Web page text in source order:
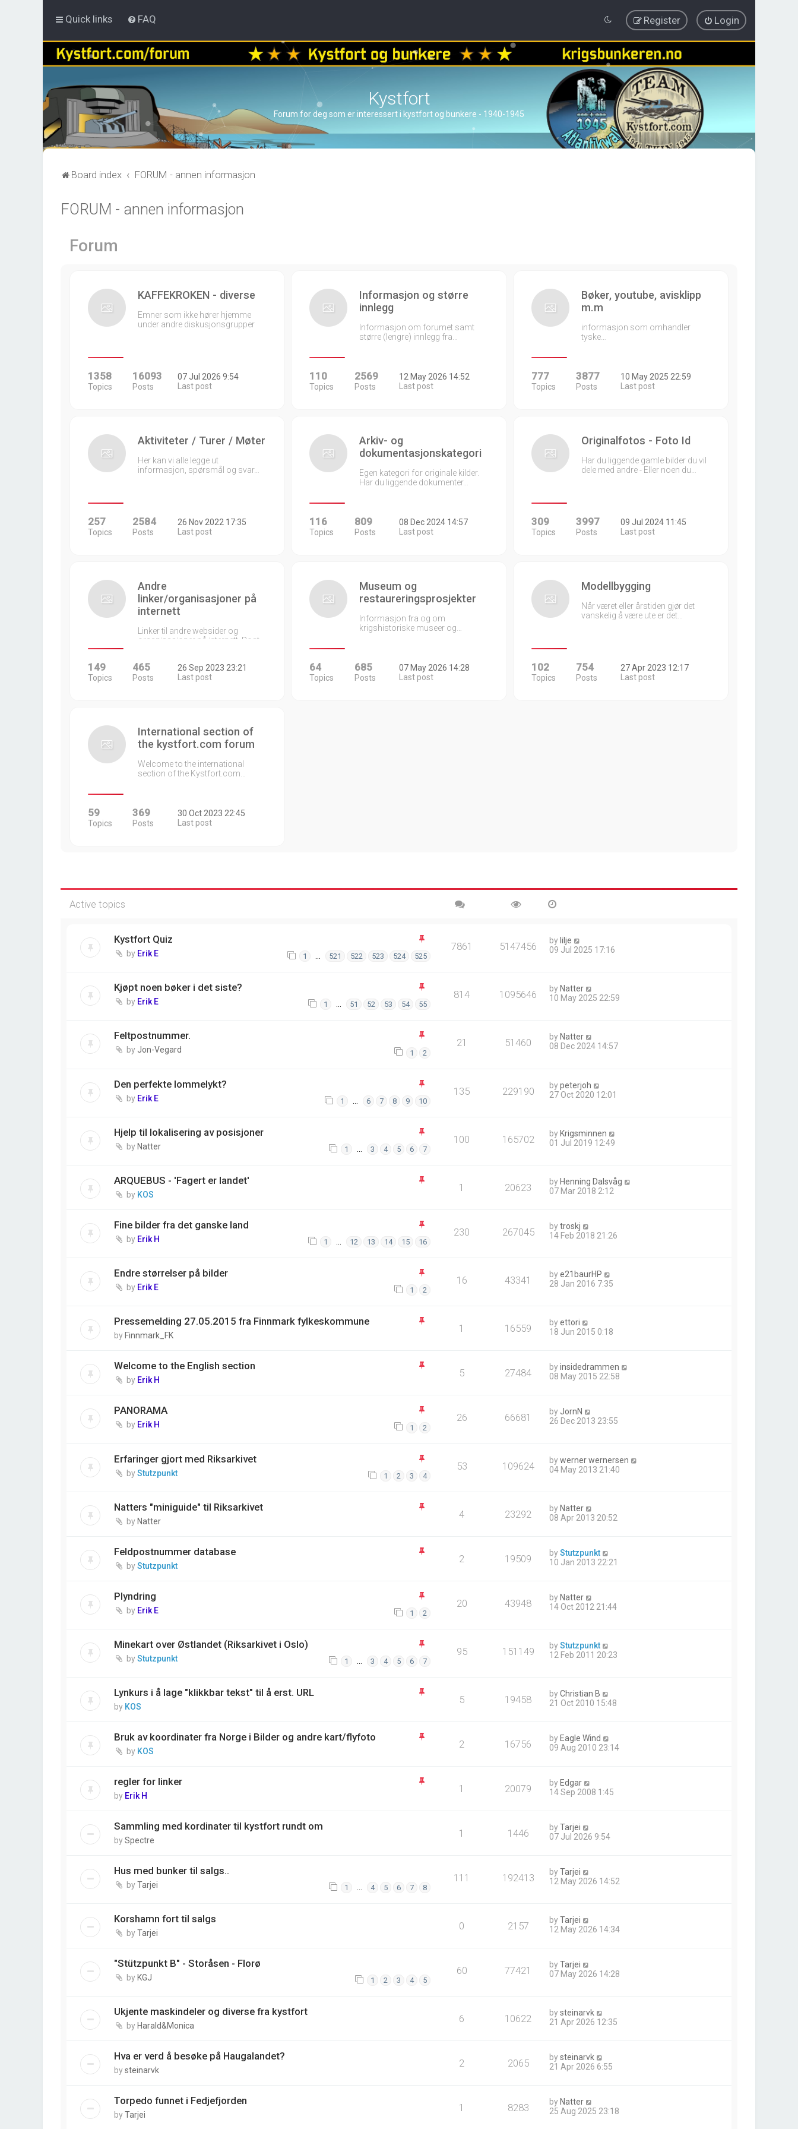
Quick links FAQ Login
Register
Kystfort
Forum for deg som er interessert i kystfort og bunkere - 1940-1945
Board index FORUM - annen informasjon
FORUM - annen informasjon
Forum
KAFFEKROKEN - diverse
Emner som ikke hører hjemme
under andre diskusjonsgrupper
1358
Topics
16093
Posts
07 Jul 2026 9:54
Last post
Informasjon og større
innlegg
Informasjon om forumet samt
større (lengre) innlegg fra…
110
Topics
2569
Posts
12 May 2026 14:52
Last post
Bøker, youtube, avisklipp
m.m
informasjon som omhandler
tyske…
777
Topics
3877
Posts
10 May 2025 22:59
Last post
Aktiviteter / Turer / Møter
Her kan vi alle legge ut
informasjon, spørsmål og svar…
257
Topics
2584
Posts
26 Nov 2022 17:35
Last post
Arkiv- og
dokumentasjonskategori
Egen kategori for originale kilder.
Har du liggende dokumenter…
116
Topics
809
Posts
08 Dec 2024 14:57
Last post
Originalfotos - Foto Id
Har du liggende gamle bilder du vil
dele med andre - Eller noen du…
309
Topics
3997
Posts
09 Jul 2024 11:45
Last post
Andre
linker/organisasjoner på
internett
Linker til andre websider og
organisasjoner på internett. Post…
149
Topics
465
Posts
26 Sep 2023 23:21
Last post
Museum og
restaureringsprosjekter
Informasjon fra og om
krigshistoriske museer og…
64
Topics
685
Posts
07 May 2026 14:28
Last post
Modellbygging
Når været eller årstiden gjør det
vanskelig å være ute er det…
102
Topics
754
Posts
27 Apr 2023 12:17
Last post
International section of
the kystfort.com forum
Welcome to the international
section of the Kystfort.com…
59
Topics
369
Posts
30 Oct 2023 22:45
Last post
Active topics
Kystfort Quiz
by Erik E 1 … 521 522 523 524 525
7861 5147456 by lilje
09 Jul 2025 17:16
Kjøpt noen bøker i det siste?
by Erik E 1 … 51 52 53 54 55
814 1095646 by Natter
10 May 2025 22:59
Feltpostnummer.
by Jon-Vegard 1 2
21 51460 by Natter
08 Dec 2024 14:57
Den perfekte lommelykt?
by Erik E 1 6 7 8 9 10
135 229190 bypeterjoh
27 Oct 2020 12:01
Hjelp til lokalisering av posisjoner
by Natter 1 3 4 5 6 7
100 165702 by Krigsminnen
01 Jul 2019 12:49
ARQUEBUS - 'Fagert er landet'
by KOS
1 20623 by Henning Dalsvåg
07 Mar 2018 2:12
Fine bilder fra det ganske land
by Erik H 1 … 12 13 14 15 16
230 267045 bytroskj
14 Feb 2018 21:26
Endre størrelser på bilder
by Erik E 1 2
16 43341 bye21baurHP
28 Jan 2016 7:35
Pressemelding 27.05.2015 fra Finnmark fylkeskommune
by Finnmark_FK
1 16559 byettori
18 Jun 2015 0:18
Welcome to the English section
by Erik H
5 27484 byinsidedrammen
08 May 2015 22:58
PANORAMA
by Erik H 1 2
26 66681 by JornN
26 Dec 2013 23:55
Erfaringer gjort med Riksarkivet
byStutzpunkt 1 2 3 4
53 109624 bywerner wernersen
04 May 2013 21:40
Natters "miniguide" til Riksarkivet
by Natter
4 23292 by Natter
08 Apr 2013 20:52
Feldpostnummer database
byStutzpunkt
2 19509 byStutzpunkt
10 Jan 2013 22:21
Plyndring
by Erik E 1 2
20 43948 by Natter
14 Oct 2012 21:44
Minekart over Østlandet (Riksarkivet i Oslo)
byStutzpunkt 1 3 4 5 6 7
95 151149 byStutzpunkt
12 Feb 2011 20:23
Lynkurs i å lage "klikkbar tekst" til å erst. URL
by KOS
5 19458 byChristian B
21 Oct 2010 15:48
Bruk av koordinater fra Norge i Bilder og andre kart/flyfoto
by KOS
2 16756 by Eagle Wind
09 Aug 2010 23:14
regler for linker
by Erik H
1 20079 by Edgar
14 Sep 2008 1:45
Sammling med kordinater til kystfort rundt om
bySpectre
1 1446 byTarjei
07 Jul 2026 9:54
Hus med bunker til salgs..
byTarjei 1 … 4 5 6 7 8
111 192413 byTarjei
12 May 2026 14:52
Korshamn fort til salgs
byTarjei
0 2157 byTarjei
12 May 2026 14:34
"Stützpunkt B" - Storåsen - Florø
by KGJ 1 2 3 4 5
60 77421 byTarjei
07 May 2026 14:28
Ukjente maskindeler og diverse fra kystfort
by Harald&Monica
6 10622 bysteinarvk
21 Apr 2026 12:35
Hva er verd å besøke på Haugalandet?
bysteinarvk
2 2065 bysteinarvk
21 Apr 2026 6:55
Torpedo funnet i Fedjefjorden
byTarjei
1 8283 by Natter
25 Aug 2025 23:18